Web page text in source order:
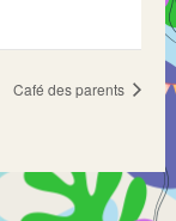
Café des parents